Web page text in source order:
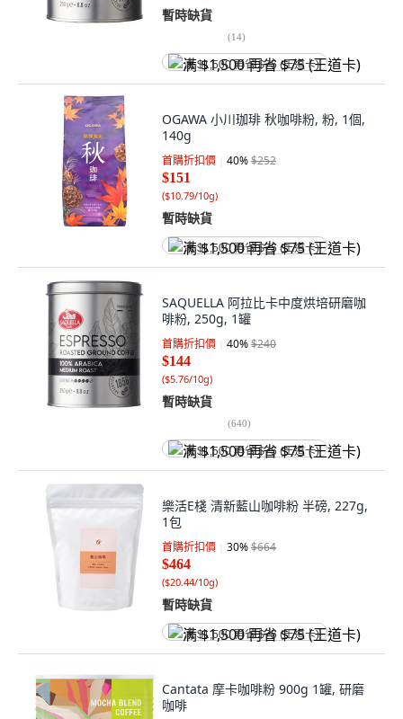
暫時缺貨
(14)
满 $1,500 再省 $75 (王道卡)
OGAWA 小川珈琲 秋咖啡粉, 粉, 1個,
140g
首購折扣價 40%$252
$151
($10.79/10g)
暫時缺貨
满 $1,500 再省 $75 (王道卡)
SAQUELLA 阿拉比卡中度烘培研磨咖
啡粉, 250g, 1罐
首購折扣價 40%$240
$144
($5.76/10g)
暫時缺貨
(640)
满 $1,500 再省 $75 (王道卡)
樂活E棧 清新藍山咖啡粉 半磅, 227g,
1包
首購折扣價 30%$664
$464
($20.44/10g)
暫時缺貨
满 $1,500 再省 $75 (王道卡)
Cantata 摩卡咖啡粉 900g 1罐, 研磨
咖啡